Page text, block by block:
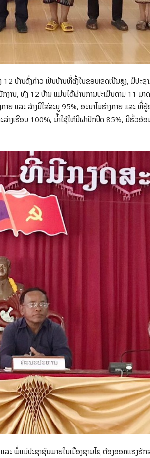
12 ບ້ານດັ່ງກ່າວ ເປັນບ້ານທີ່ຕັ້ງໃນຂອບເຂດເນີນສູງ, ມີ
ນ, ທັງ 12 ບ້ານ ແມ່ນໄດ້ຜ່ານການປະເມີນຕາມ 11 ມ
ແລະ ລ້າງມືໃສ່ສະບູ 95%, ອະນາໄມຮ່າງກາຍ ແລະ
າງເຮືອນ 100%, ນ້ຳໃຊ້ໃຫ້ມີຝາປົກປິດ 85%, ມີຮົ້ວອ້
ພໍ່ແມ່ປະຊາຊົນພາຍໃນເມືອງຊານໄຊ ຕ້ອງອອກແຮງຮັ